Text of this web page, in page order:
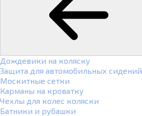
Дождевики на коляску
Защита для автомобильных сидений
Москитные сетки
Карманы на кроватку
Чехлы для колес коляски
Батники и рубашки